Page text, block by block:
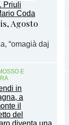
Agosto
“omagià daj
E